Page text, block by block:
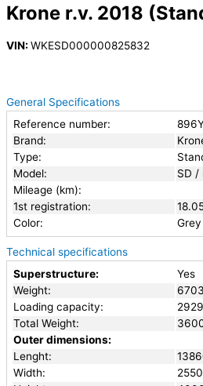
Krone r.v. 2018
VIN: WKESD000000825832
General Specifications
Reference number:
Brand:
Type:
Model:
SD /
Mileage (km):
1st registration:
Color:
Grey
Technical specifications
Superstructure:
Yes
Weight:
6703
Loading capacity:
Total Weight:
Outer dimensions:
Lenght:
Width:
2550